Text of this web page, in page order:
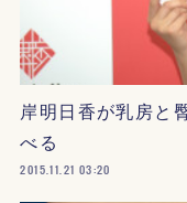
岸明日香が乳房と
べる
2015.11.21 03:20